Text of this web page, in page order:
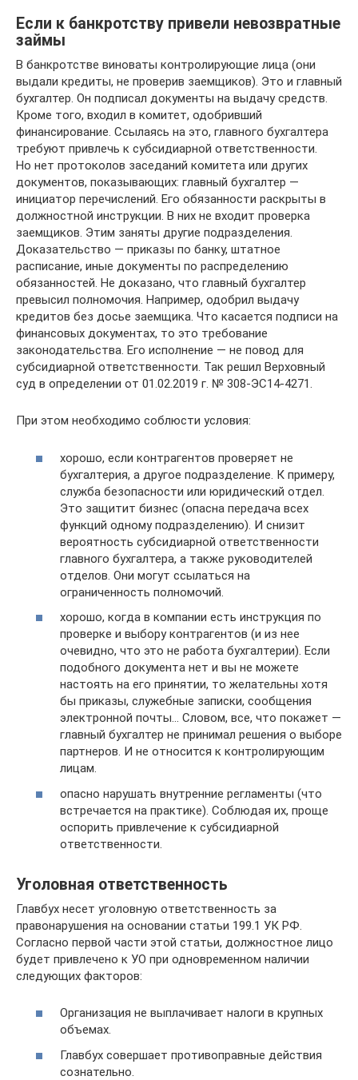
Если к банкротству привели невозвратные
займы
В банкротстве виноваты контролирующие лица (они
выдали кредиты, не проверив заемщиков). Это и главный
бухгалтер. Он подписал документы на выдачу средств.
Кроме того, входил в комитет, одобривший
финансирование. Ссылаясь на это, главного бухгалтера
требуют привлечь к субсидиарной ответственности.
Но нет протоколов заседаний комитета или других
документов, показывающих: главный бухгалтер —
инициатор перечислений. Его обязанности раскрыты в
должностной инструкции. В них не входит проверка
заемщиков. Этим заняты другие подразделения.
Доказательство — приказы по банку, штатное
расписание, иные документы по распределению
обязанностей. Не доказано, что главный бухгалтер
превысил полномочия. Например, одобрил выдачу
кредитов без досье заемщика. Что касается подписи на
финансовых документах, то это требование
законодательства. Его исполнение — не повод для
субсидиарной ответственности. Так решил Верховный
суд в определении от 01.02.2019 г. № 308-ЭС14-4271.
При этом необходимо соблюсти условия:
хорошо, если контрагентов проверяет не
бухгалтерия, а другое подразделение. К примеру,
служба безопасности или юридический отдел.
Это защитит бизнес (опасна передача всех
функций одному подразделению). И снизит
вероятность субсидиарной ответственности
главного бухгалтера, а также руководителей
отделов. Они могут ссылаться на
ограниченность полномочий.
хорошо, когда в компании есть инструкция по
проверке и выбору контрагентов (и из нее
очевидно, что это не работа бухгалтерии). Если
подобного документа нет и вы не можете
настоять на его принятии, то желательны хотя
бы приказы, служебные записки, сообщения
электронной почты… Словом, все, что покажет —
главный бухгалтер не принимал решения о выборе
партнеров. И не относится к контролирующим
лицам.
опасно нарушать внутренние регламенты (что
встречается на практике). Соблюдая их, проще
оспорить привлечение к субсидиарной
ответственности.
Уголовная ответственность
Главбух несет уголовную ответственность за
правонарушения на основании статьи 199.1 УК РФ.
Согласно первой части этой статьи, должностное лицо
будет привлечено к УО при одновременном наличии
следующих факторов:
Организация не выплачивает налоги в крупных
объемах.
Главбух совершает противоправные действия
сознательно.